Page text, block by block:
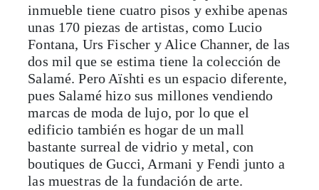
inmueble tiene cuatro pisos y exhibe apenas
unas 170 piezas de artistas, como Lucio
Fontana, Urs Fischer y Alice Channer, de las
dos mil que se estima tiene la colección de
Salamé. Pero Aïshti es un espacio diferente,
pues Salamé hizo sus millones vendiendo
marcas de moda de lujo, por lo que el
edificio también es hogar de un mall
bastante surreal de vidrio y metal, con
boutiques de Gucci, Armani y Fendi junto a
las muestras de la fundación de arte.